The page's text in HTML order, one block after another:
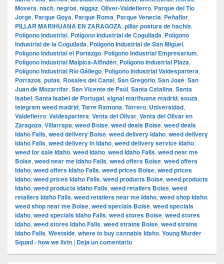
Movera, nach, negros, niggaz, Oliver-Valdefierro, Parque del Tío
Jorge, Parque Goya, Parque Roma, Parque Venecia, Peñaflor,
PILLAR MARIHUANA EN ZARAGOZA, pillar postura de hachis,
Polígono Industrial, Polígono Industrial de Cogullada, Polígono
Industrial de la Cogullada, Polígono Industrial de San Miguel,
Polígono Industrial el Portazgo, Polígono Industrial Empresarium,
Polígono Industrial Malpica-Alfindén, Polígono Industrial Plaza,
Polígono Industrial Río Gállego, Polígono Industrial Valdespartera,
Porrazos, putas, Rosales del Canal, San Gregorio, San José, San
Juan de Mozarrifar, San Vicente de Paúl, Santa Catalina, Santa
Isabel, Santa Isabel de Portugal, signal marihuana madrid, souza,
telegram weed madrid, Torre Ramona, Torrero, Universidad,
Valdefierro, Valdespartera, Venta del Olivar, Venta del Olivar en
Zaragoza, Villarrapa, weed Boise, weed deals Boise, weed deals
Idaho Falls, weed delivery Boise, weed delivery Idaho, weed delivery
Idaho Falls, weed delivery in Idaho, weed delivery service Idaho,
weed for sale Idaho, weed Idaho, weed Idaho Falls, weed near me
Boise, weed near me Idaho Falls, weed offers Boise, weed offers
Idaho, weed offers Idaho Falls, weed prices Boise, weed prices
Idaho, weed prices Idaho Falls, weed products Boise, weed products
Idaho, weed products Idaho Falls, weed retailers Boise, weed
retailers Idaho Falls, weed retailers near me Idaho, weed shop Idaho,
weed shop near me Boise, weed specials Boise, weed specials
Idaho, weed specials Idaho Falls, weed stores Boise, weed stores
Idaho, weed stores Idaho Falls, weed strains Boise, weed strains
Idaho Falls, Westside, where to buy cannabis Idaho, Young Murder
Squad - how we livin | Deja un comentario